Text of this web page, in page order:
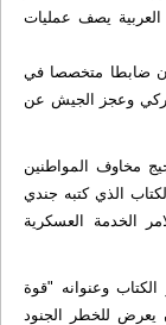
يصف عمليات
أن ضابطا متخصصا في
وعجز الجيش عن
مخاوف المواطنين
الذي كتبه جندي
الخدمة العسكرية
وعنوانه "قوة
يعرض للخطر الجنود